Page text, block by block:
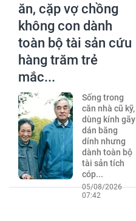
ăn, cặp vợ chồng
không con dành
toàn bộ tài sản cứu
hàng trăm trẻ
mắc...
Sống trong
căn nhà cũ kỹ,
dùng kính gãy
dán băng
dính nhưng
dành toàn bộ
tài sản tích
cóp...
05/08/2026
07:42